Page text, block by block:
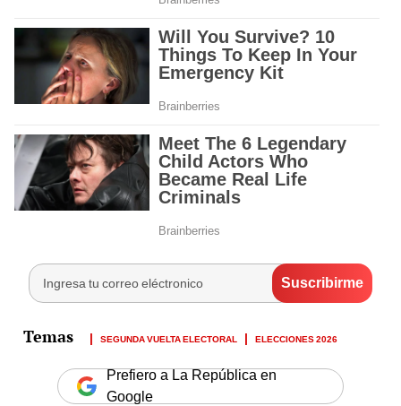
SEGUNDA VUELTA ELECTORAL ELECCIONES 2026
Prefiero a La República en
Google